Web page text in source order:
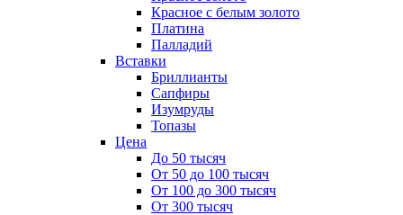
Красное с белым золото
Платина
Палладий
Вставки
Бриллианты
Сапфиры
Изумруды
Топазы
Цена
До 50 тысяч
От 50 до 100 тысяч
От 100 до 300 тысяч
От 300 тысяч